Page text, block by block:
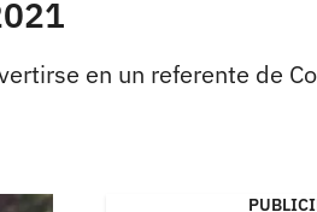
en un referente de